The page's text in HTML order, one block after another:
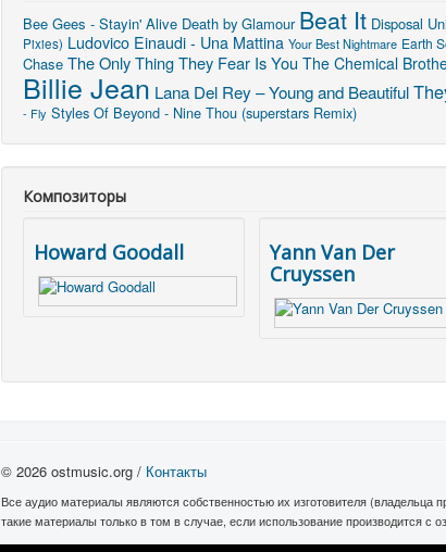
Bee Gees - Stayin' Alive Death by Glamour Beat It Disposal
Pixies) Ludovico Einaudi - Una Mattina Your Best Nightmare Earth
Chase The Only Thing They Fear Is You The Chemical
Billie Jean Lana Del Rey – Young and Beautiful
- Fly Styles Of Beyond - Nine Thou (superstars Remix)
Композиторы
Howard Goodall
Yann Van Der
Cruyssen
© 2026 ostmusic.org / Контакты
Все аудио материалы являются собственностью их изготовителя
такие материалы только в том в случае, если использование производится